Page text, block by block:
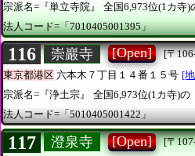
宗派名=『単立寺院』
全国6,973位(1カ寺)
法人コード=「7010405001395」
116 崇巖寺 [Open]
[〒
東京都港区 六本木７丁目１４番１５号 [
宗派名=『浄土宗』
全国6,973位(1カ寺)の
法人コード=「5010405001422」
117 澄泉寺 [Open]
[〒